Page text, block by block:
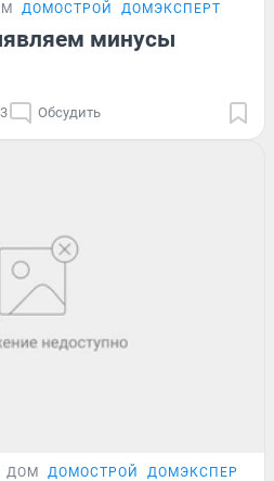
ДОМОСТРОЙ ДОМЭКСПЕРТ
минусы
Обсудить
ДОМ ДОМОСТРОЙ ДОМЭКСПЕРТ